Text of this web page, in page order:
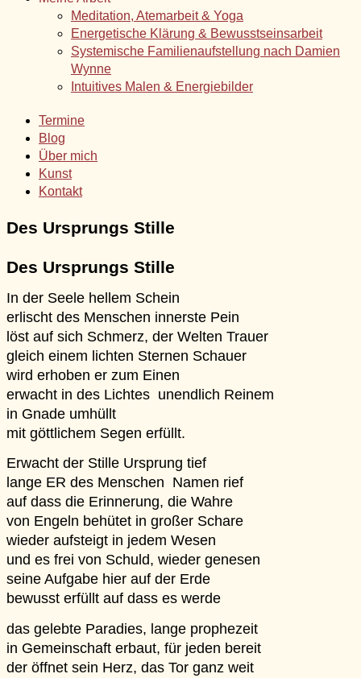
Meditation, Atemarbeit & Yoga
Energetische Klärung & Bewusstseinsarbeit
Systemische Familienaufstellung nach Damien
Wynne
Intuitives Malen & Energiebilder
Termine
Blog
Über mich
Kunst
Kontakt
Des Ursprungs Stille
Des Ursprungs Stille
In der Seele hellem Schein
erlischt des Menschen innerste Pein
löst auf sich Schmerz, der Welten Trauer
gleich einem lichten Sternen Schauer
wird erhoben er zum Einen
erwacht in des Lichtes unendlich Reinem
in Gnade umhüllt
mit göttlichem Segen erfüllt.
Erwacht der Stille Ursprung tief
lange ER des Menschen Namen rief
auf dass die Erinnerung, die Wahre
von Engeln behütet in großer Schare
wieder aufsteigt in jedem Wesen
und es frei von Schuld, wieder genesen
seine Aufgabe hier auf der Erde
bewusst erfüllt auf dass es werde
das gelebte Paradies, lange prophezeit
in Gemeinschaft erbaut, für jeden bereit
der öffnet sein Herz, das Tor ganz weit